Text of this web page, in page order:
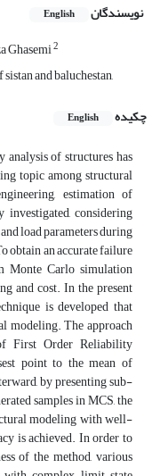
نویسندگان English
Ghasemi2
and baluchestan,
چکیده
English
of structures has
topic among structural
estimation of
considering
load parameters during
obtain an accurate failure
Monte Carlo simulation
and cost. In the present
is developed that
modeling. The approach
First Order Reliability
point to the mean of
by presenting sub-
samples in MCS, the
modeling with well-
is achieved. In order to
of the method, various